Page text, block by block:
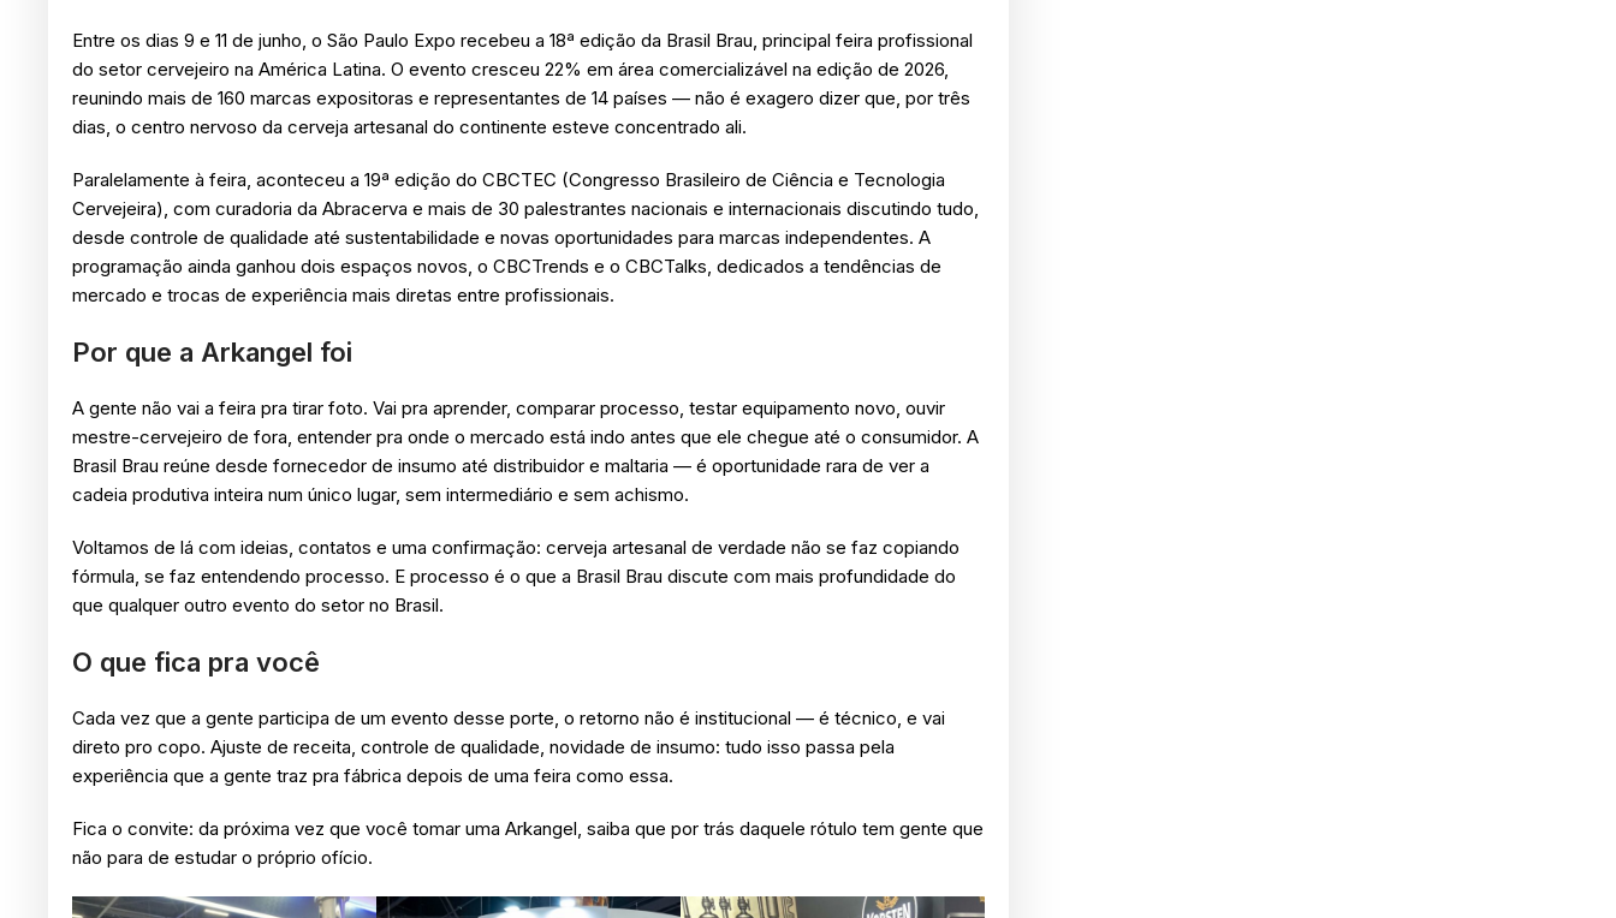
Entre os dias 9 e 11 de junho, o São Paulo Expo recebeu a 18ª edição da Brasil Brau, principal feira profissional
do setor cervejeiro na América Latina. O evento cresceu 22% em área comercializável na edição de 2026,
reunindo mais de 160 marcas expositoras e representantes de 14 países — não é exagero dizer que, por três
dias, o centro nervoso da cerveja artesanal do continente esteve concentrado ali.
Paralelamente à feira, aconteceu a 19ª edição do CBCTEC (Congresso Brasileiro de Ciência e Tecnologia
Cervejeira), com curadoria da Abracerva e mais de 30 palestrantes nacionais e internacionais discutindo tudo,
desde controle de qualidade até sustentabilidade e novas oportunidades para marcas independentes. A
programação ainda ganhou dois espaços novos, o CBCTrends e o CBCTalks, dedicados a tendências de
mercado e trocas de experiência mais diretas entre profissionais.
Por que a Arkangel foi
A gente não vai a feira pra tirar foto. Vai pra aprender, comparar processo, testar equipamento novo, ouvir
mestre-cervejeiro de fora, entender pra onde o mercado está indo antes que ele chegue até o consumidor. A
Brasil Brau reúne desde fornecedor de insumo até distribuidor e maltaria — é oportunidade rara de ver a
cadeia produtiva inteira num único lugar, sem intermediário e sem achismo.
Voltamos de lá com ideias, contatos e uma confirmação: cerveja artesanal de verdade não se faz copiando
fórmula, se faz entendendo processo. E processo é o que a Brasil Brau discute com mais profundidade do
que qualquer outro evento do setor no Brasil.
O que fica pra você
Cada vez que a gente participa de um evento desse porte, o retorno não é institucional — é técnico, e vai
direto pro copo. Ajuste de receita, controle de qualidade, novidade de insumo: tudo isso passa pela
experiência que a gente traz pra fábrica depois de uma feira como essa.
Fica o convite: da próxima vez que você tomar uma Arkangel, saiba que por trás daquele rótulo tem gente que
não para de estudar o próprio ofício.